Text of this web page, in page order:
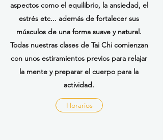
aspectos como el equilibrio, la ansiedad, el
estrés etc... además de fortalecer sus
músculos de una forma suave y natural.
Todas nuestras clases de Tai Chi comienzan
con unos estiramientos previos para relajar
la mente y preparar el cuerpo para la
actividad.
Horarios